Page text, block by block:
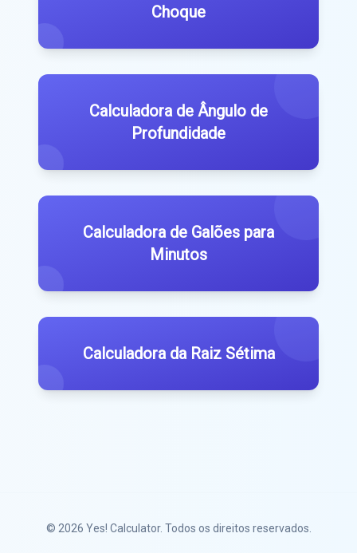
Choque
Calculadora de Ângulo de
Profundidade
Calculadora de Galões para
Minutos
Calculadora da Raiz Sétima
© 2026 Yes! Calculator. Todos os direitos reservados.